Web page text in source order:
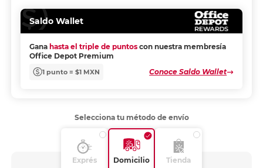
Saldo Wallet
Gana hasta el triple de puntos con nuestra membresía
Office Depot Premium
1 punto = $1 MXN Conoce Saldo Wallet
Selecciona tu método de envío
Exprés Domicilio Tienda